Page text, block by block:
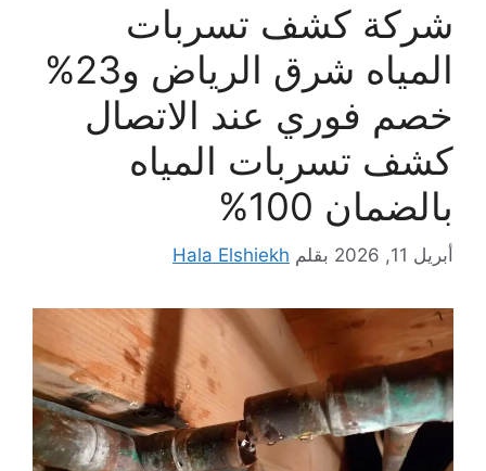
شركة كشف تسربات
المياه شرق الرياض و23%
خصم فوري عند الاتصال
كشف تسربات المياه
بالضمان 100%
أبريل 11, 2026 بقلم Hala Elshiekh